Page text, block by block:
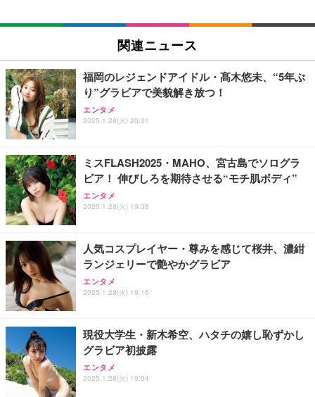
SIHOO B100 オフィスチェア／デスクチェア メッシ
ュチェア 人間工学 疲れない ブラック
￥27,999
Sezlife オフィスチェア デスクチェア 疲れない テレ
ワーク チェア 強化バックレスト 30度ロッキング機
能 人間工学 椅子 腰サポート 90度跳ね上げ式アーム
務用 おしゃれ パソコンチェア (ブラック)
Sezlife オフィスチェア デスクチェア 疲れない テレ
ワーク チェア 強化バックレスト 30度ロッキング機
能 人間工学 椅子 腰サポート 90度跳ね上げ式アーム
務用 おしゃれ パソコンチェア (ホワイト)
ANDWINT オフィスチェア デスクチェア 肘なし メ
ッシュ 通気性 ランバーサポート付き 腰サポート ガ
ス圧無段階昇降 360度回転 キャスター付き コンパク
EIZO ビジネス向けプレミアムモニター | FlexScan
￥109,572
【純正品】27"ゲーミングモニター DualSense 充電
フック付き（CFI-ZDM1J）
【整備済み品】Dell E2724HS 27インチ 液晶モニタ
ー フルHD（1920×1080）VA 非光沢 HDMI/DisplayP
ort/VGA スピーカー内蔵 高さ調整 スイベル VESA対
【MiniLED/24.5inch/280Hz/FHD】GRAPHT THE S
HOOTER Gaming Monitor 24” Essential ゲーミン
グモニター QD 24.5インチ 1ms FHD 量子ドット 残
Amazonベーシック ペットシーツ 厚型 ワイド 42枚
x2袋(84枚) ホワイト(吸収面:ライトブルー)
￥3,234
ネオ・ルーライフ ネオ・オムツ L 中型犬用 26枚入
り 単品
Smart Basic(スマートベーシック) 【Amazon.co.jp
限定】 Smart Basic アイリスオーヤマ ペットシーツ
超厚型 お徳用 ワイド 100枚入 (x 1) (ケース販売)
アイリスオーヤマ ペットシーツ 超厚型 お徳用 レギ
ュラー 200枚入【Amazon.co.jp限定】
関連ニュース
福岡のレジェンドアイドル・髙木悠未、“5年ぶ
り”グラビアで美貌解き放つ！
エンタメ
2025.1.28(火) 20:31
ミスFLASH2025・MAHO、宮古島でソログラ
ビア！ 伸びしろを期待させる“モチ肌ボディ”
エンタメ
2025.1.28(火) 19:38
人気コスプレイヤー・尊みを感じて桜井、濃紺
ランジェリーで艶やかグラビア
エンタメ
2025.1.28(火) 19:16
現役大学生・新木希空、ハタチの嬉し恥ずかし
グラビア初披露
エンタメ
2025.1.28(火) 19:04